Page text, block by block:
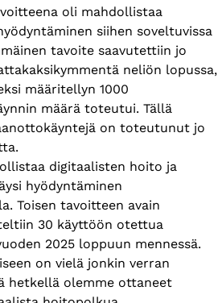
oli mahdollistaa
siihen soveltuvissa
tavoite saavutettiin jo
neliön lopussa,
määritellyn 1000
määrä toteutui. Tällä
on toteutunut jo
digitaalisten hoito ja
hyödyntäminen
Toisen tavoitteen avain
30 käyttöön otettua
2025 loppuun mennessä.
on vielä jonkin verran
hetkellä olemme ottaneet